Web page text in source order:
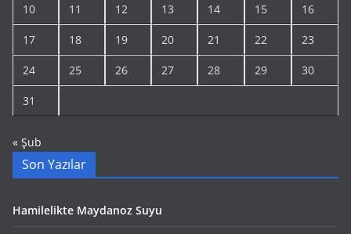
10 11 12 13 14 15 16
17 18 19 20 21 22 23
24 25 26 27 28 29 30
31
« Şub
Son Yazılar
Hamilelikte Maydanoz Suyu